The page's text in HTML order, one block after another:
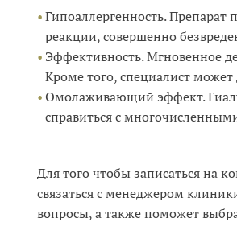
Гипоаллергенность.
реакции, совершенно
Эффективность. Мгновенное
Кроме того, специалист может
Омолаживающий эффект.
справиться с
Для того чтобы записаться на
связаться с менеджером
вопросы, а также поможет